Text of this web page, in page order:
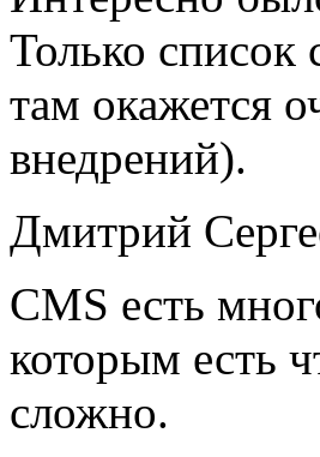
Только список
там окажется
внедрений).
Дмитрий
CMS есть
которым есть
сложно.